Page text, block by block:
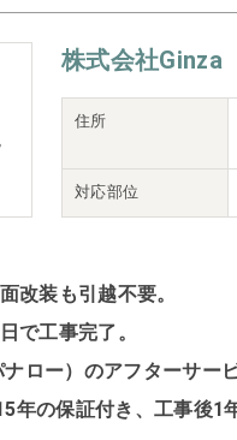
株式会社Ginza
住所
対応部位
改装も引越不要。
で工事完了。
ロー）のアフターサー
年の保証付き、工事後1